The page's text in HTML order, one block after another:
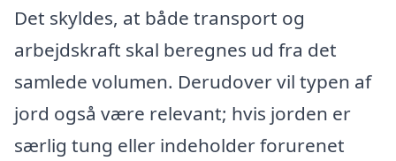
Det skyldes, at både transport og
arbejdskraft skal beregnes ud fra det
samlede volumen. Derudover vil typen af
jord også være relevant; hvis jorden er
særlig tung eller indeholder forurenet